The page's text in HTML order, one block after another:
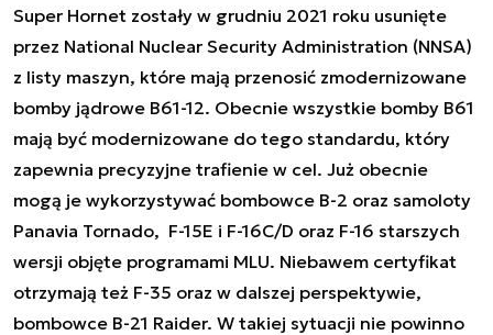
Super Hornet zostały w grudniu 2021 roku usunięte
przez National Nuclear Security Administration (NNSA)
z listy maszyn, które mają przenosić zmodernizowane
bomby jądrowe B61-12. Obecnie wszystkie bomby B61
mają być modernizowane do tego standardu, który
zapewnia precyzyjne trafienie w cel. Już obecnie
mogą je wykorzystywać bombowce B-2 oraz samoloty
Panavia Tornado, F-15E i F-16C/D oraz F-16 starszych
wersji objęte programami MLU. Niebawem certyfikat
otrzymają też F-35 oraz w dalszej perspektywie,
bombowce B-21 Raider. W takiej sytuacji nie powinno